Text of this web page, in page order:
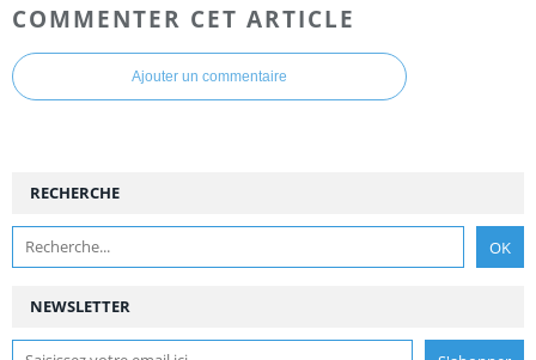
COMMENTER CET ARTICLE
Ajouter un commentaire
NEWSLETTER
RECHERCHE